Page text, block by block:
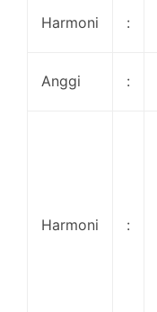
Harmoni :
Anggi :
Harmoni :